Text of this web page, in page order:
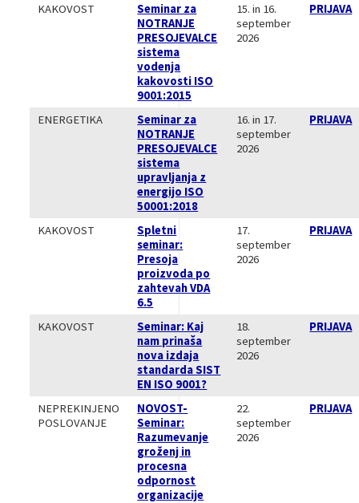
KAKOVOST
Seminar za
NOTRANJE
PRESOJEVALCE
sistema
vodenja
kakovosti ISO
9001:2015
15. in 16.
september
2026
PRIJAVA
ENERGETIKA
Seminar za
NOTRANJE
PRESOJEVALCE
sistema
upravljanja z
energijo ISO
50001:2018
16. in 17.
september
2026
PRIJAVA
KAKOVOST
Spletni
seminar:
Presoja
proizvoda po
zahtevah VDA
6.5
17.
september
2026
PRIJAVA
KAKOVOST
Seminar: Kaj
nam prinaša
nova izdaja
standarda SIST
EN ISO 9001?
18.
september
2026
PRIJAVA
NEPREKINJENO
POSLOVANJE
NOVOST-
Seminar:
Razumevanje
groženj in
procesna
odpornost
organizacije
22.
september
2026
PRIJAVA